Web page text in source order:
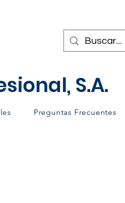
S.A.
Preguntas Frecuentes